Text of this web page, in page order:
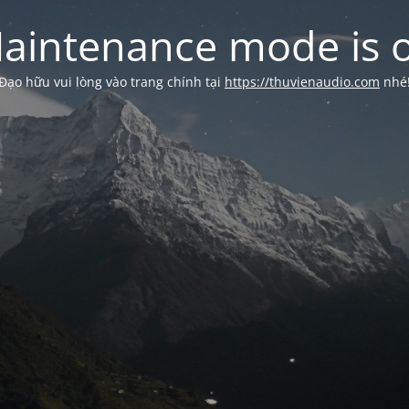
mode is
hữu vui lòng vào trang chính tại https://thuvienaudio.com